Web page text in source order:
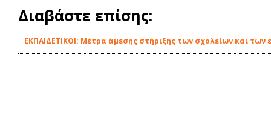
Διαβάστε επίσης:
EΚΠΑΙΔΕΤΙΚΟΙ: Μέτρα άμεσης στήριξης των σχολείων και